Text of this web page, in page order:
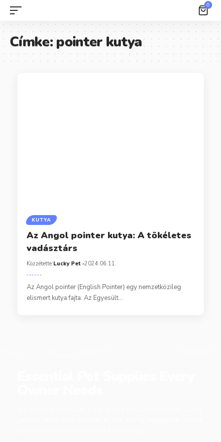
0
Címke:pointer kutya
KUTYA
Az Angol pointer kutya: A tökéletes
vadásztárs
Közzétette:Lucky Pet 2024.06.11.
Az Angol pointer (English Pointer) egy nemzetközileg
elismert kutya fajta. Az Egyesült…